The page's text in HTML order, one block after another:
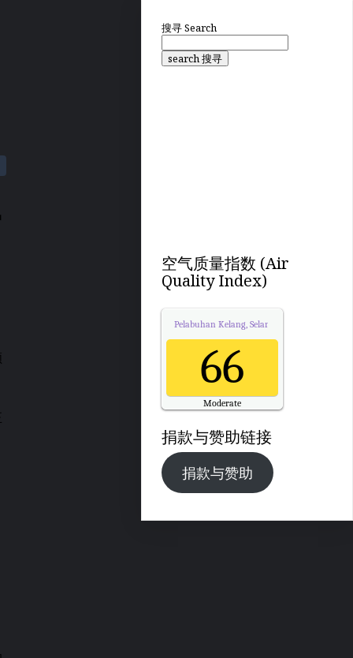
搜寻Search
search 搜寻
空气质量指数 (Air
Quality Index)
Pelabuhan Kelang, Selangor
66
Moderate
Updated on Saturday 6:00
捐款与赞助链接
捐款与赞助